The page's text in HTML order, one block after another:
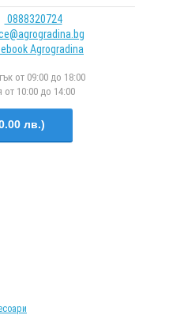
0888320724
Agrogradina
от 09:00 до 18:00
10:00 до 14:00
лв.)